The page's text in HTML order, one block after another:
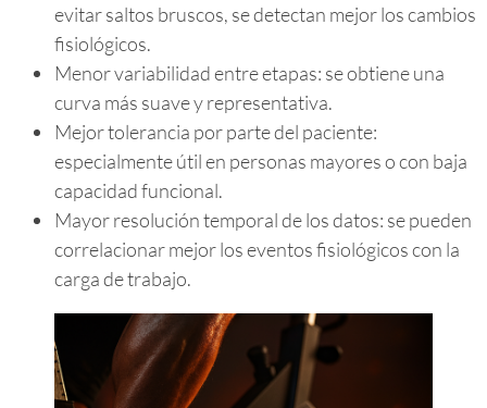
evitar saltos bruscos, se detectan mejor los cambios
fisiológicos.
Menor variabilidad entre etapas: se obtiene una
curva más suave y representativa.
Mejor tolerancia por parte del paciente:
especialmente útil en personas mayores o con baja
capacidad funcional.
Mayor resolución temporal de los datos: se pueden
correlacionar mejor los eventos fisiológicos con la
carga de trabajo.